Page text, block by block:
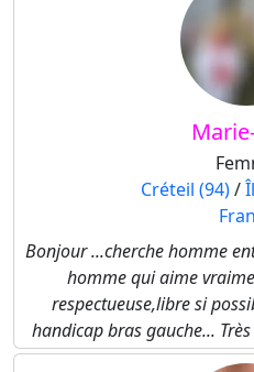
Créteil (94)/
Bonjour ...cherche homme
homme qui aime
respectueuse,libre si
handicap bras gauche...